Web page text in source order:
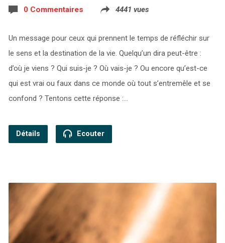
0 Commentaires 4441 vues
Un message pour ceux qui prennent le temps de réfléchir sur
le sens et la destination de la vie. Quelqu’un dira peut-être :
d’où je viens ? Qui suis-je ? Où vais-je ? Ou encore qu’est-ce
qui est vrai ou faux dans ce monde où tout s’entremêle et se
confond ? Tentons cette réponse :…
Détails Ecouter